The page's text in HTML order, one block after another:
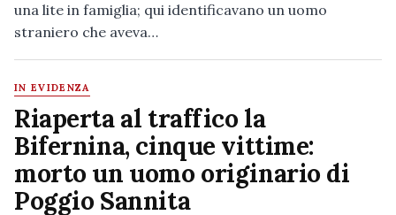
una lite in famiglia; qui identificavano un uomo
straniero che aveva…
IN EVIDENZA
Riaperta al traffico la
Bifernina, cinque vittime:
morto un uomo originario di
Poggio Sannita